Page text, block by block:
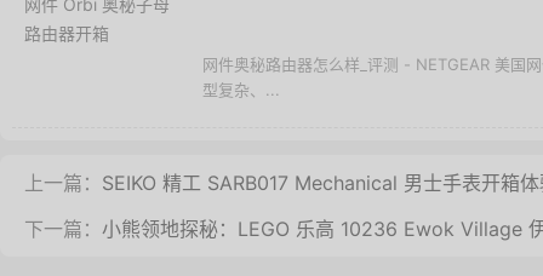
网件奥秘路由器怎么样_评测 - NETGEAR 美国
型复杂、...
上一篇： SEIKO 精工 SARB017 Mechanical 男士手表开箱
下一篇： 小熊领地探秘：LEGO 乐高 10236 Ewok Village